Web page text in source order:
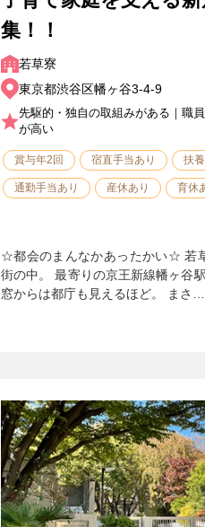
集！！
若草寮
東京都渋谷区幡ヶ谷3-4-9
先駆的・独自の取組みがある｜職
が高い
賞与年2回 宿直手当あり 扶
通勤手当あり 産休あり 育休
☆都会のまんなかあったかい☆ 若
街の中。 最寄りの京王新線幡ヶ谷
窓からは都庁も見えるほど。 まさ…